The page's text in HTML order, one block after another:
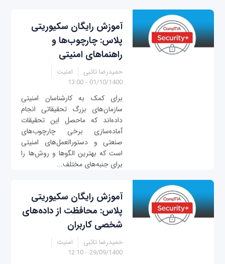
آموزش رایگان سکیوریتی‌
پلاس: چارچوب‌ها و
راهنماهای امنیتی
حمیدرضا تائبی
امنیت
01/10/1400 - 13:00
برای کمک به کارشناسان امنیتی
سازمان‌های بزرگ تحقیقاتی انجام
داده‌اند که ماحصل این تحقیقات
آماده‌سازی برخی چارچوب‌های
صنعتی و دستورالعمل‌های امنیتی
است که بهترین الگوها و روش‌ها را
برای جنبه‌های مختلف...
آموزش رایگان سکیوریتی‌
پلاس: محافظت از داده‌های
شخصی کاربران
حمیدرضا تائبی
امنیت
29/09/1400 - 12:10